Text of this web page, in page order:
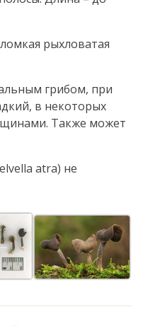
рыхловатая
грибом, при
в некоторых
Также может
atra) не